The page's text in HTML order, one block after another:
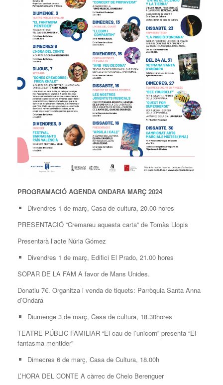
PROGRAMACIÓ AGENDA ONDARA MARÇ 2024
Divendres 1 de març, Casa de cultura, 20.00 hores
PRESENTACIÓ “Cremareu aquesta carta” de Tomàs Llopis
Presentarà l’acte Núria Gómez
Divendres 1 de març, Edifici El Prado, 21.00 hores
SOPAR DE LA FAM A favor de Mans Unides.
Donatiu 7€. Organitza i venda de tiquets: Parròquia Santa Anna
d’Ondara
Diumenge 3 de març, Casa de cultura, 18.30hores
TEATRE PÚBLIC FAMILIAR “El cau de l’unicorn” presenta “El
fantasma mentider”
Dimecres 6 de març, Casa de Cultura, 18.00h
L’HORA DEL CONTE A càrrec de Chelo Berenguer